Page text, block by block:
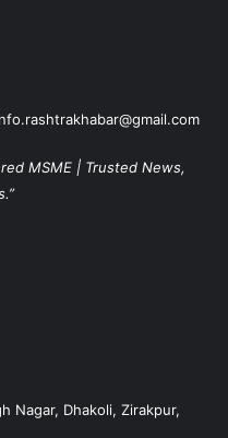
MSME | Trusted News,
Nagar, Dhakoli, Zirakpur,